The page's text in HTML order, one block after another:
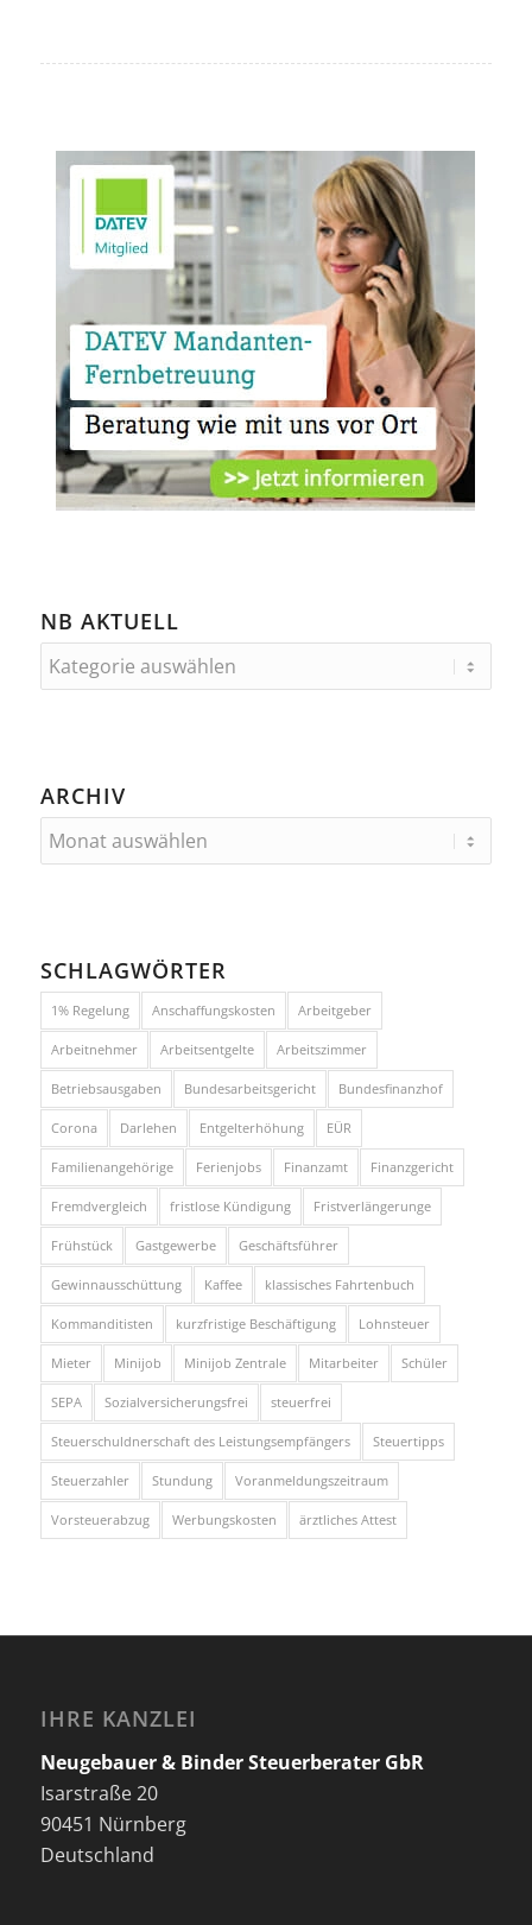
NB AKTUELL
ARCHIV
SCHLAGWÖRTER
1% Regelung Anschaffungskosten Arbeitgeber
Arbeitnehmer Arbeitsentgelte Arbeitszimmer
Betriebsausgaben Bundesarbeitsgericht Bundesfinanzhof
Corona Darlehen Entgelterhöhung EÜR
Familienangehörige Ferienjobs Finanzamt Finanzgericht
Fremdvergleich fristlose Kündigung Fristverlängerunge
Frühstück Gastgewerbe Geschäftsführer
Gewinnausschüttung Kaffee klassisches Fahrtenbuch
Kommanditisten kurzfristige Beschäftigung Lohnsteuer
Mieter Minijob Minijob Zentrale Mitarbeiter Schüler
SEPA Sozialversicherungsfrei steuerfrei
Steuerschuldnerschaft des Leistungsempfängers Steuertipps
Steuerzahler Stundung Voranmeldungszeitraum
Vorsteuerabzug Werbungskosten ärztliches Attest
IHRE KANZLEI
Neugebauer & Binder Steuerberater GbR
Isarstraße 20
90451 Nürnberg
Deutschland